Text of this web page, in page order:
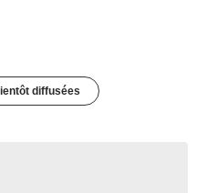
diffusées